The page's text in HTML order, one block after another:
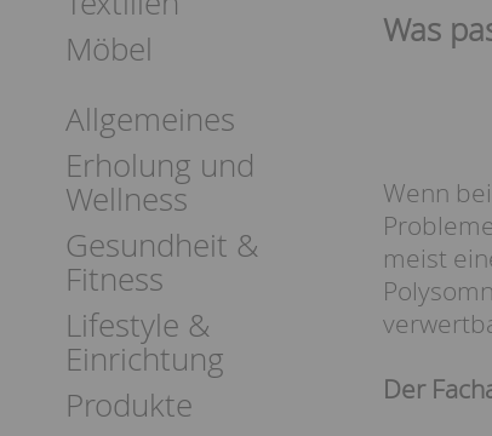
Möbel
Allgemeines
Erholung und
Wellness
Gesundheit &
Fitness
Lifestyle &
Einrichtung
Produkte
Was
Wenn
meist
Der